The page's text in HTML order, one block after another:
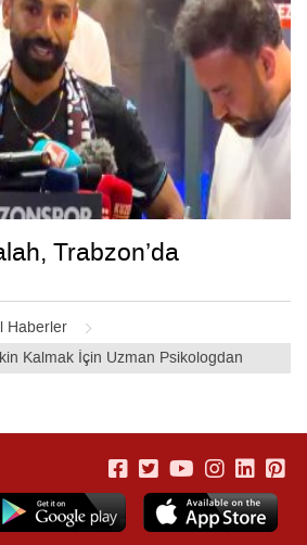
Haberler
Kalmak İçin Uzman Psikologdan
Trabzon’da